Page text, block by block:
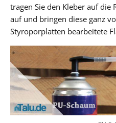
tragen Sie den Kleber auf die
auf und bringen diese ganz
Styroporplatten bearbeitete